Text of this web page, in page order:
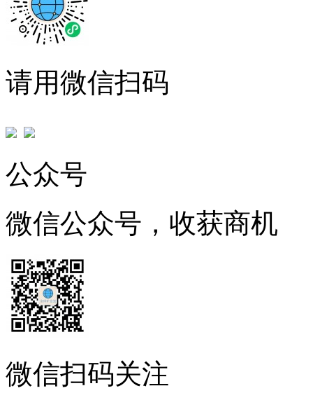
请用微信扫码
公众号
微信公众号，收获商机
微信扫码关注